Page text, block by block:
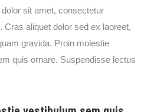
sit amet, consectetur
Cras aliquet dolor sed ex laoreet,
gravida. Proin molestie
quis ornare. Suspendisse lectus